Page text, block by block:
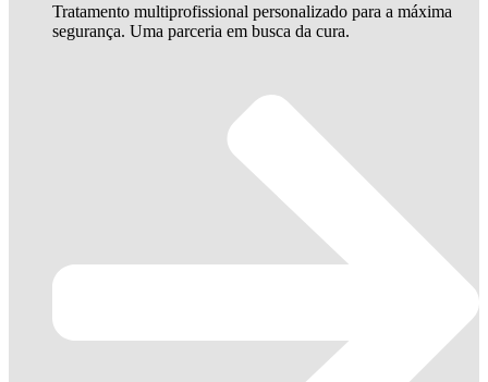
Tratamento multiprofissional personalizado para a máxima
segurança. Uma parceria em busca da cura.